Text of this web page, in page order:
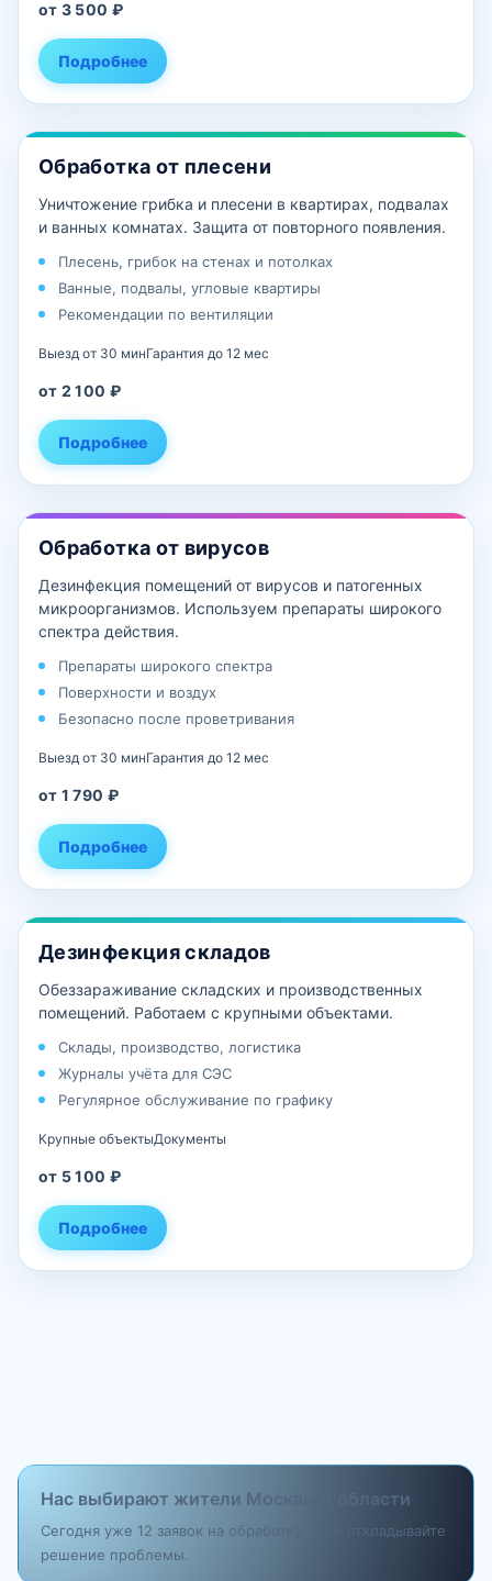
от 3 500 ₽
Подробнее
Обработка от плесени
Уничтожение грибка и плесени в квартирах, подвалах
и ванных комнатах. Защита от повторного появления.
Плесень, грибок на стенах и потолках
Ванные, подвалы, угловые квартиры
Рекомендации по вентиляции
Выезд от 30 минГарантия до 12 мес
от 2 100 ₽
Подробнее
Обработка от вирусов
Дезинфекция помещений от вирусов и патогенных
микроорганизмов. Используем препараты широкого
спектра действия.
Препараты широкого спектра
Поверхности и воздух
Безопасно после проветривания
Выезд от 30 минГарантия до 12 мес
от 1 790 ₽
Подробнее
Дезинфекция складов
Обеззараживание складских и производственных
помещений. Работаем с крупными объектами.
Склады, производство, логистика
Журналы учёта для СЭС
Регулярное обслуживание по графику
Крупные объектыДокументы
от 5 100 ₽
Подробнее
Нас выбирают жители Москвы и области
Сегодня уже 12 заявок на обработку — не откладывайте
решение проблемы.